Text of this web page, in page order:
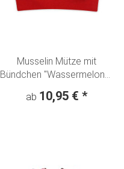
Musselin Mütze mit
Bündchen "Wassermelone"
ab 10,95 € *